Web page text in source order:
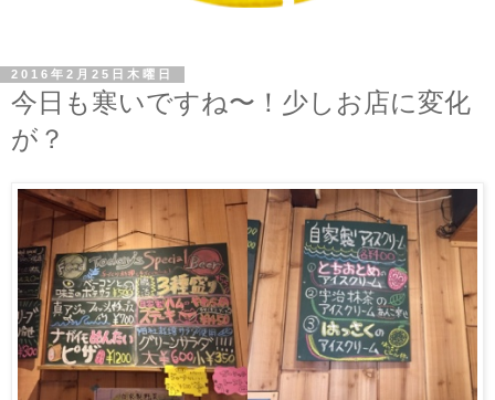
2016年2月25日木曜日
今日も寒いですね〜！少しお店に変化
が？